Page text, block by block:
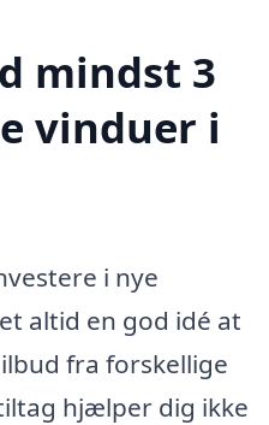
mindst 3
vinduer i
i nye
altid en god idé at
fra forskellige
hjælper dig ikke